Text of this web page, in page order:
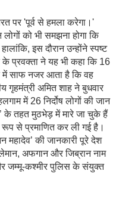
पर 'पूर्व से हमला करेगा।'
को भी समझना होगा कि
इस दौरान उन्होंने स्पष्ट
के प्रवक्ता ने यह भी कहा कि 16
में साफ नजर आता है कि वह
गृहमंत्री अमित शाह ने बुधवार
में 26 निर्दोष लोगों की जान
के तहत मुठभेड़ में मारे जा चुके हैं
से प्रमाणित कर ली गई है।
की जानकारी पूरे देश
अफगान और जिब्रान नाम
जम्मू-कश्मीर पुलिस के संयुक्त